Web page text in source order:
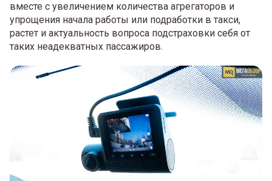
вместе с увеличением количества агрегаторов и
упрощения начала работы или подработки в такси,
растет и актуальность вопроса подстраховки себя от
таких неадекватных пассажиров.